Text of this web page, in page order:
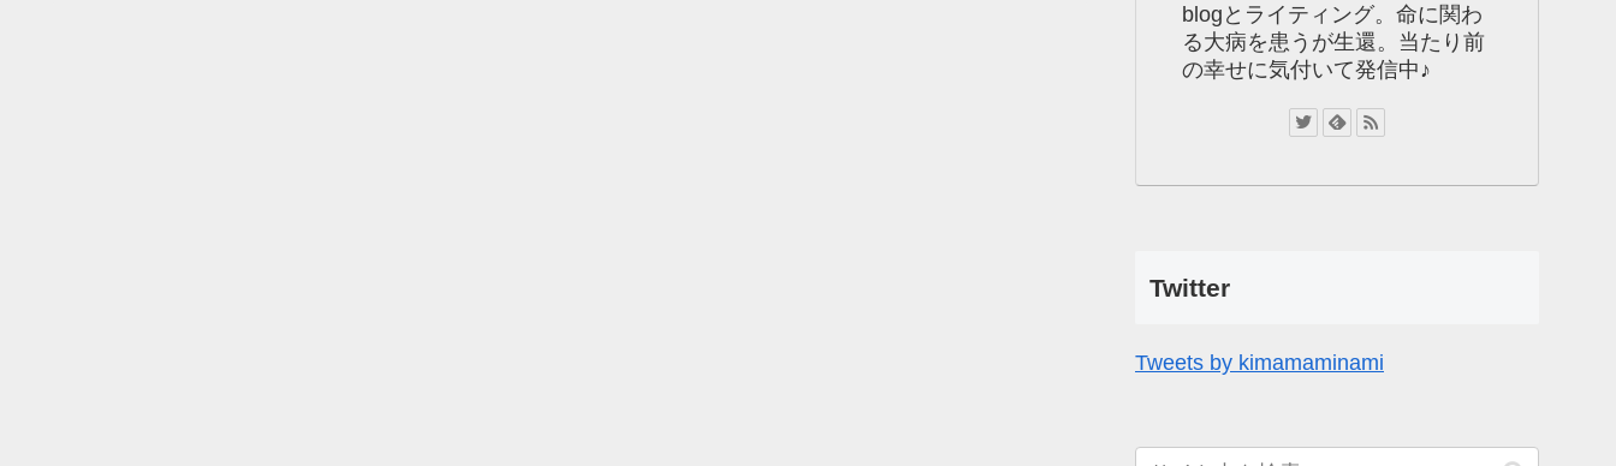
blogとライティング。命に関わ
る大病を患うが生還。当たり前
の幸せに気付いて発信中♪
Twitter
Tweets by kimamaminami